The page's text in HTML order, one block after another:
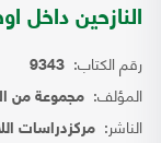
النازحين داخل
رقم الكتاب: 9343
المؤلف: مجموعة من
الناشر: مركزدراسات